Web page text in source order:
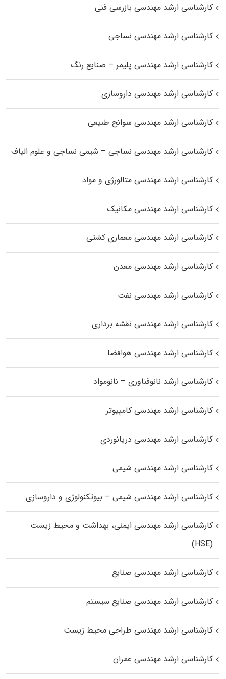
کارشناسی ارشد مهندسی بازرسی فنی
کارشناسی ارشد مهندسی نساجی
کارشناسی ارشد مهندسی پلیمر – صنایع رنگ
کارشناسی ارشد مهندسی داروسازی
کارشناسی ارشد مهندسی سوانح طبیعی
کارشناسی ارشد مهندسی نساجی – شیمی نساجی و علوم الیاف
کارشناسی ارشد مهندسی متالورژی و مواد
کارشناسی ارشد مهندسی مکانیک
کارشناسی ارشد مهندسی معماری کشتی
کارشناسی ارشد مهندسی معدن
کارشناسی ارشد مهندسی نفت
کارشناسی ارشد مهندسی نقشه برداری
کارشناسی ارشد مهندسی هوافضا
کارشناسی ارشد نانوفناوری – نانومواد
کارشناسی ارشد مهندسی کامپیوتر
کارشناسی ارشد مهندسی دریانوردی
کارشناسی ارشد مهندسی شیمی
کارشناسی ارشد مهندسی شیمی – بیوتکنولوژی و داروسازی
کارشناسی ارشد مهندسی ایمنی، بهداشت و محیط زیست
(HSE)
کارشناسی ارشد مهندسی صنایع
کارشناسی ارشد مهندسی صنایع سیستم
کارشناسی ارشد مهندسی طراحی محیط زیست
کارشناسی ارشد مهندسی عمران